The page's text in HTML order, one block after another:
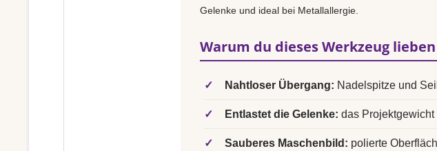
Gelenke und ideal bei Metallallergie.
Warum du dieses Werkzeug
✓ Nahtloser Übergang: Nadelspitze und
✓ Entlastet die Gelenke: das
✓ Sauberes Maschenbild: polierte